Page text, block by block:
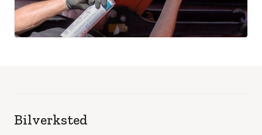
Bilverksted